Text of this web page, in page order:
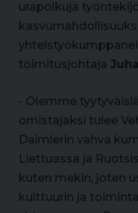
urapolkuja
toimitusjohtaja
- Olemme
omistajaksi tulee
Daimlerin vahva
Liettuassa ja
kuten mekin, joten
kulttuurin ja